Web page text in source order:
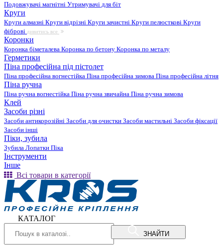
Подовжувачі магнітні Утримувачі для біт
Круги
Круги алмазні Круги відрізні Круги зачистні Круги пелюсткові Круги
фіброві дивитись все
Коронки
Коронка біметалева Коронка по бетону Коронка по металу
Герметики
Піна професійна під пістолет
Піна професійна вогнестійка Піна професійна зимова Піна професійна літня
Піна ручна
Піна ручна вогнестійка Піна ручна звичайна Піна ручна зимова
Клей
Засоби різні
Засоби антикорозійні Засоби для очистки Засоби мастильні Засоби фіксації
Засоби інші
Піки, зубила
Зубила Лопатки Піка
Інструменти
Інше
Всі товари в категорії
КАТАЛОГ
ЗНАЙТИ